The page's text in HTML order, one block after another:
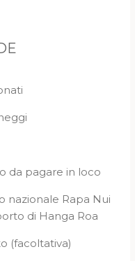
da pagare in loco
nazionale Rapa Nui
di Hanga Roa
(facoltativa)